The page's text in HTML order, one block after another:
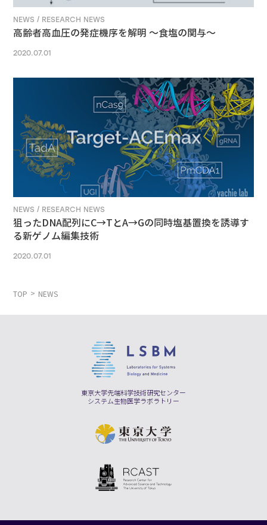
NEWS / RESEARCH NEWS
高齢者高血圧の発症機序を解明 ～食塩の関与～
2020.07.01
NEWS / RESEARCH NEWS
狙ったDNA配列にC→TとA→Gの同時塩基置換を誘導す
る新ゲノム編集技術
2020.07.01
TOP NEWS
東京大学先端科学技術研究センター
システム生物医学ラボラトリー